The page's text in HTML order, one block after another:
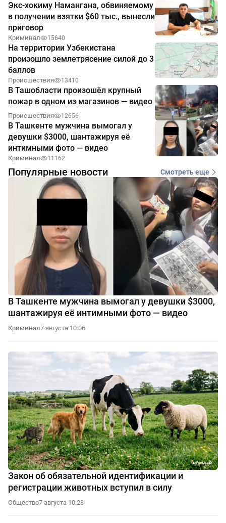
Экс-хокиму Намангана, обвиняемому
в получении взятки $60 тыс., вынесли
приговор
Криминал 15640
На территории Узбекистана
произошло землетрясение силой до 3
баллов
Происшествия 13410
В Ташобласти произошёл крупный
пожар в одном из магазинов — видео
Происшествия 12656
В Ташкенте мужчина вымогал у
девушки $3000, шантажируя её
интимными фото — видео
Криминал 11162
Популярные новости Смотреть еще
В Ташкенте мужчина вымогал у девушки $3000,
шантажируя её интимными фото — видео
Криминал7 августа 10:06
Закон об обязательной идентификации и
регистрации животных вступил в силу
Общество7 августа 10:28